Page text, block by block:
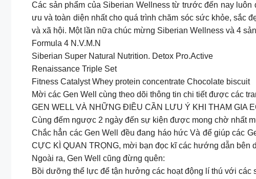
Các sản phẩm của Siberian Wellness từ trước đến nay
ưu và toàn diện nhất cho quá trình chăm sóc sức khỏe, sắc
và xã hội. Một lần nữa chúc mừng Siberian Wellness và 4
Formula 4 N.V.M.N
Siberian Super Natural Nutrition. Detox Pro.Active
Renaissance Triple Set
Fitness Catalyst Whey protein concentrate Chocolate biscuit
Mời các Gen Well cùng theo dõi thông tin chi tiết được các
GEN WELL VÀ NHỮNG ĐIỀU CẦN LƯU Ý KHI THAM GIA
Cùng đếm ngược 2 ngày đến sự kiện được mong chờ nhất
Chắc hẳn các Gen Well đều đang háo hức Và để giúp các
CỰC KÌ QUAN TRỌNG, mời bạn đọc kĩ các hướng dẫn
Ngoài ra, Gen Well cũng đừng quên:
Bồi dưỡng thể lực để tận hưởng các hoạt động lí thú với các